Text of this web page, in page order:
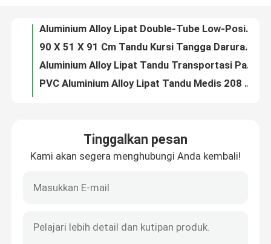
Tur Pabrik
Kontrol Kualitas
Berita
PVC Aluminium Alloy Lipat Tandu Medis 208 X 55 X 13CM Untuk Ambulans 9 Kg
Tempat Tidur Tandu Medis Pasien Rumah Sakit PVC 92X50X10 CM Dilipat
20CM 50CM Ambulans Scoop Lipat Tandu Medis Roda Kecil Untuk Rumah Sakit
185CM Folding Rescue Wheeled Emergency Room Tandu Rumah Sakit 60 Deg Ambulans
Tinggalkan pesan
Kami akan segera menghubungi Anda kembali!